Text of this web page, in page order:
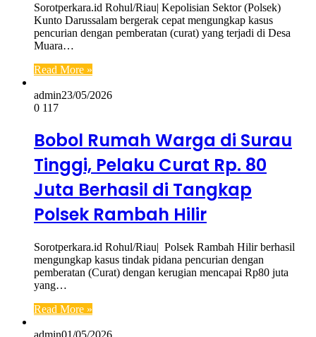
Sorotperkara.id Rohul/Riau| Kepolisian Sektor (Polsek)
Kunto Darussalam bergerak cepat mengungkap kasus
pencurian dengan pemberatan (curat) yang terjadi di Desa
Muara…
Read More »
admin23/05/2026
0 117
Bobol Rumah Warga di Surau
Tinggi, Pelaku Curat Rp. 80
Juta Berhasil di Tangkap
Polsek Rambah Hilir
Sorotperkara.id Rohul/Riau| Polsek Rambah Hilir berhasil
mengungkap kasus tindak pidana pencurian dengan
pemberatan (Curat) dengan kerugian mencapai Rp80 juta
yang…
Read More »